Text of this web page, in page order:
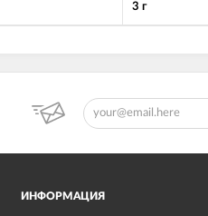
3 г
ИНФОРМАЦИЯ